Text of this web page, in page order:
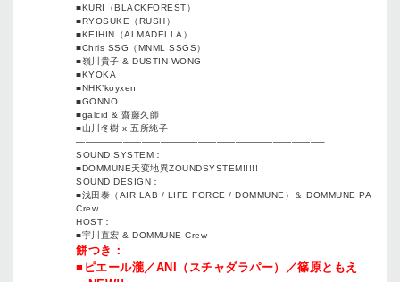
■KURI（BLACKFOREST）
■RYOSUKE（RUSH）
■KEIHIN（ALMADELLA）
■Chris SSG（MNML SSGS）
■嶺川貴子 & DUSTIN WONG
■KYOKA
■NHK’koyxen
■GONNO
■galcid & 齋藤久師
■山川冬樹 x 五所純子
——————————————————————————–
SOUND SYSTEM：
■DOMMUNE天変地異ZOUNDSYSTEM!!!!!
SOUND DESIGN：
■浅田泰（AIR LAB / LIFE FORCE / DOMMUNE）＆ DOMMUNE PA
Crew
HOST：
■宇川直宏 & DOMMUNE Crew
餅つき：
■ピエール瀧／ANI（スチャダラパー）／篠原ともえ